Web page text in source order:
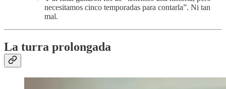
necesitamos cinco temporadas para contarla”. Ni tan
mal.
La turra prolongada